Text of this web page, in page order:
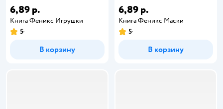
6,89 р.
Книга Феникс Игрушки
5
В корзину
6,89 р.
Книга Феникс Маски
5
В корзину